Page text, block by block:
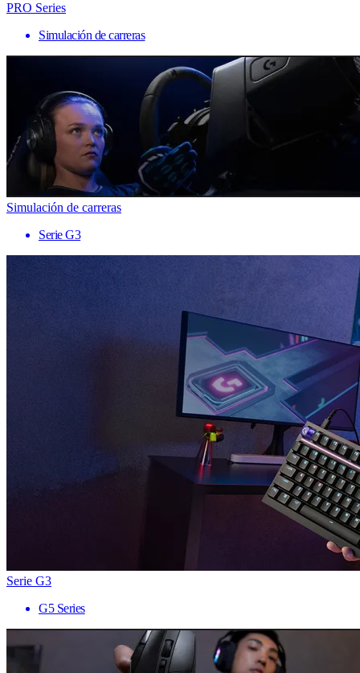
PRO Series
Simulación de carreras
Simulación de carreras
Serie G3
Serie G3
G5 Series